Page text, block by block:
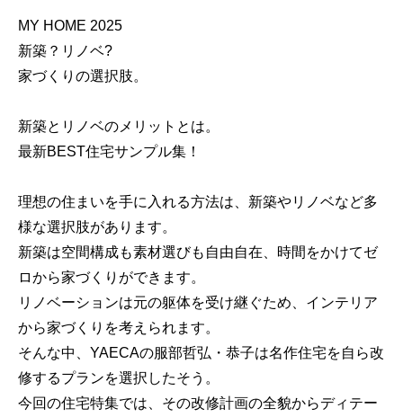
MY HOME 2025
新築？リノベ?
家づくりの選択肢。
新築とリノベのメリットとは。
最新BEST住宅サンプル集！
理想の住まいを手に入れる方法は、新築やリノベなど多
様な選択肢があります。
新築は空間構成も素材選びも自由自在、時間をかけてゼ
ロから家づくりができます。
リノベーションは元の躯体を受け継ぐため、インテリア
から家づくりを考えられます。
そんな中、YAECAの服部哲弘・恭子は名作住宅を自ら改
修するプランを選択したそう。
今回の住宅特集では、その改修計画の全貌からディテー